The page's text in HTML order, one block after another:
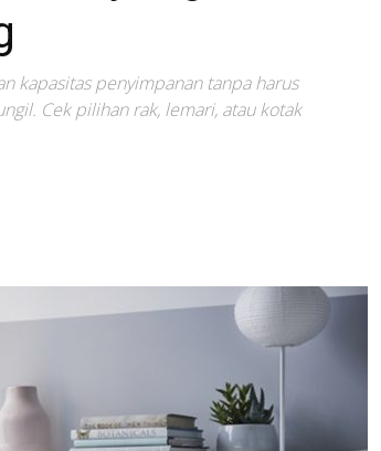
kapasitas penyimpanan tanpa harus
Cek pilihan rak, lemari, atau kotak